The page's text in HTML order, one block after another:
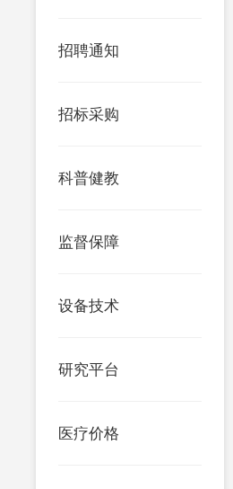
招聘通知
招标采购
科普健教
监督保障
设备技术
研究平台
医疗价格